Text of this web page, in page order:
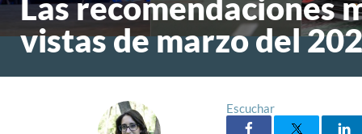
Las recomendaciones
vistas de marzo del
Escuchar